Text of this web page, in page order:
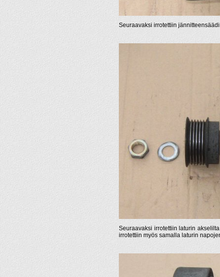
Seuraavaksi irrotettiin
Seuraavaksi irrotettiin laturin
irrotettiin myös samalla laturin